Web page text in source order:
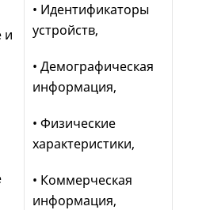
и
• Идентификаторы
устройств,
• Демографическая
информация,
• Физические
характеристики,
• Коммерческая
информация,